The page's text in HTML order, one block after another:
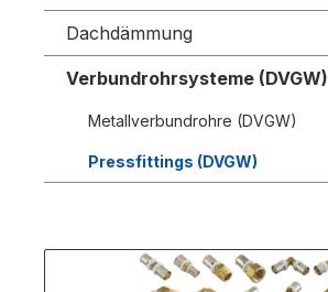
Dachdämmung
Verbundrohrsysteme (DVGW)
Metallverbundrohre (DVGW)
Pressfittings (DVGW)